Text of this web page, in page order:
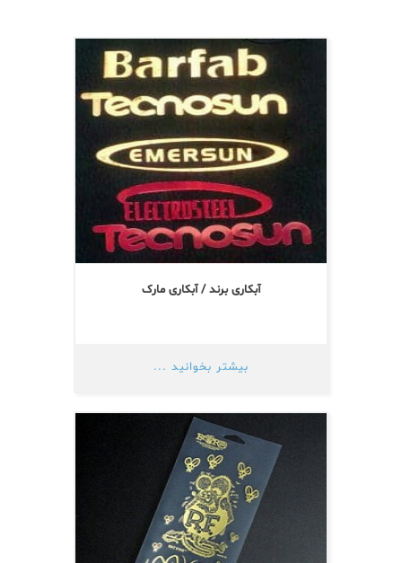
آبکاری برند / آبکاری مارک
بیشتر بخوانید ...